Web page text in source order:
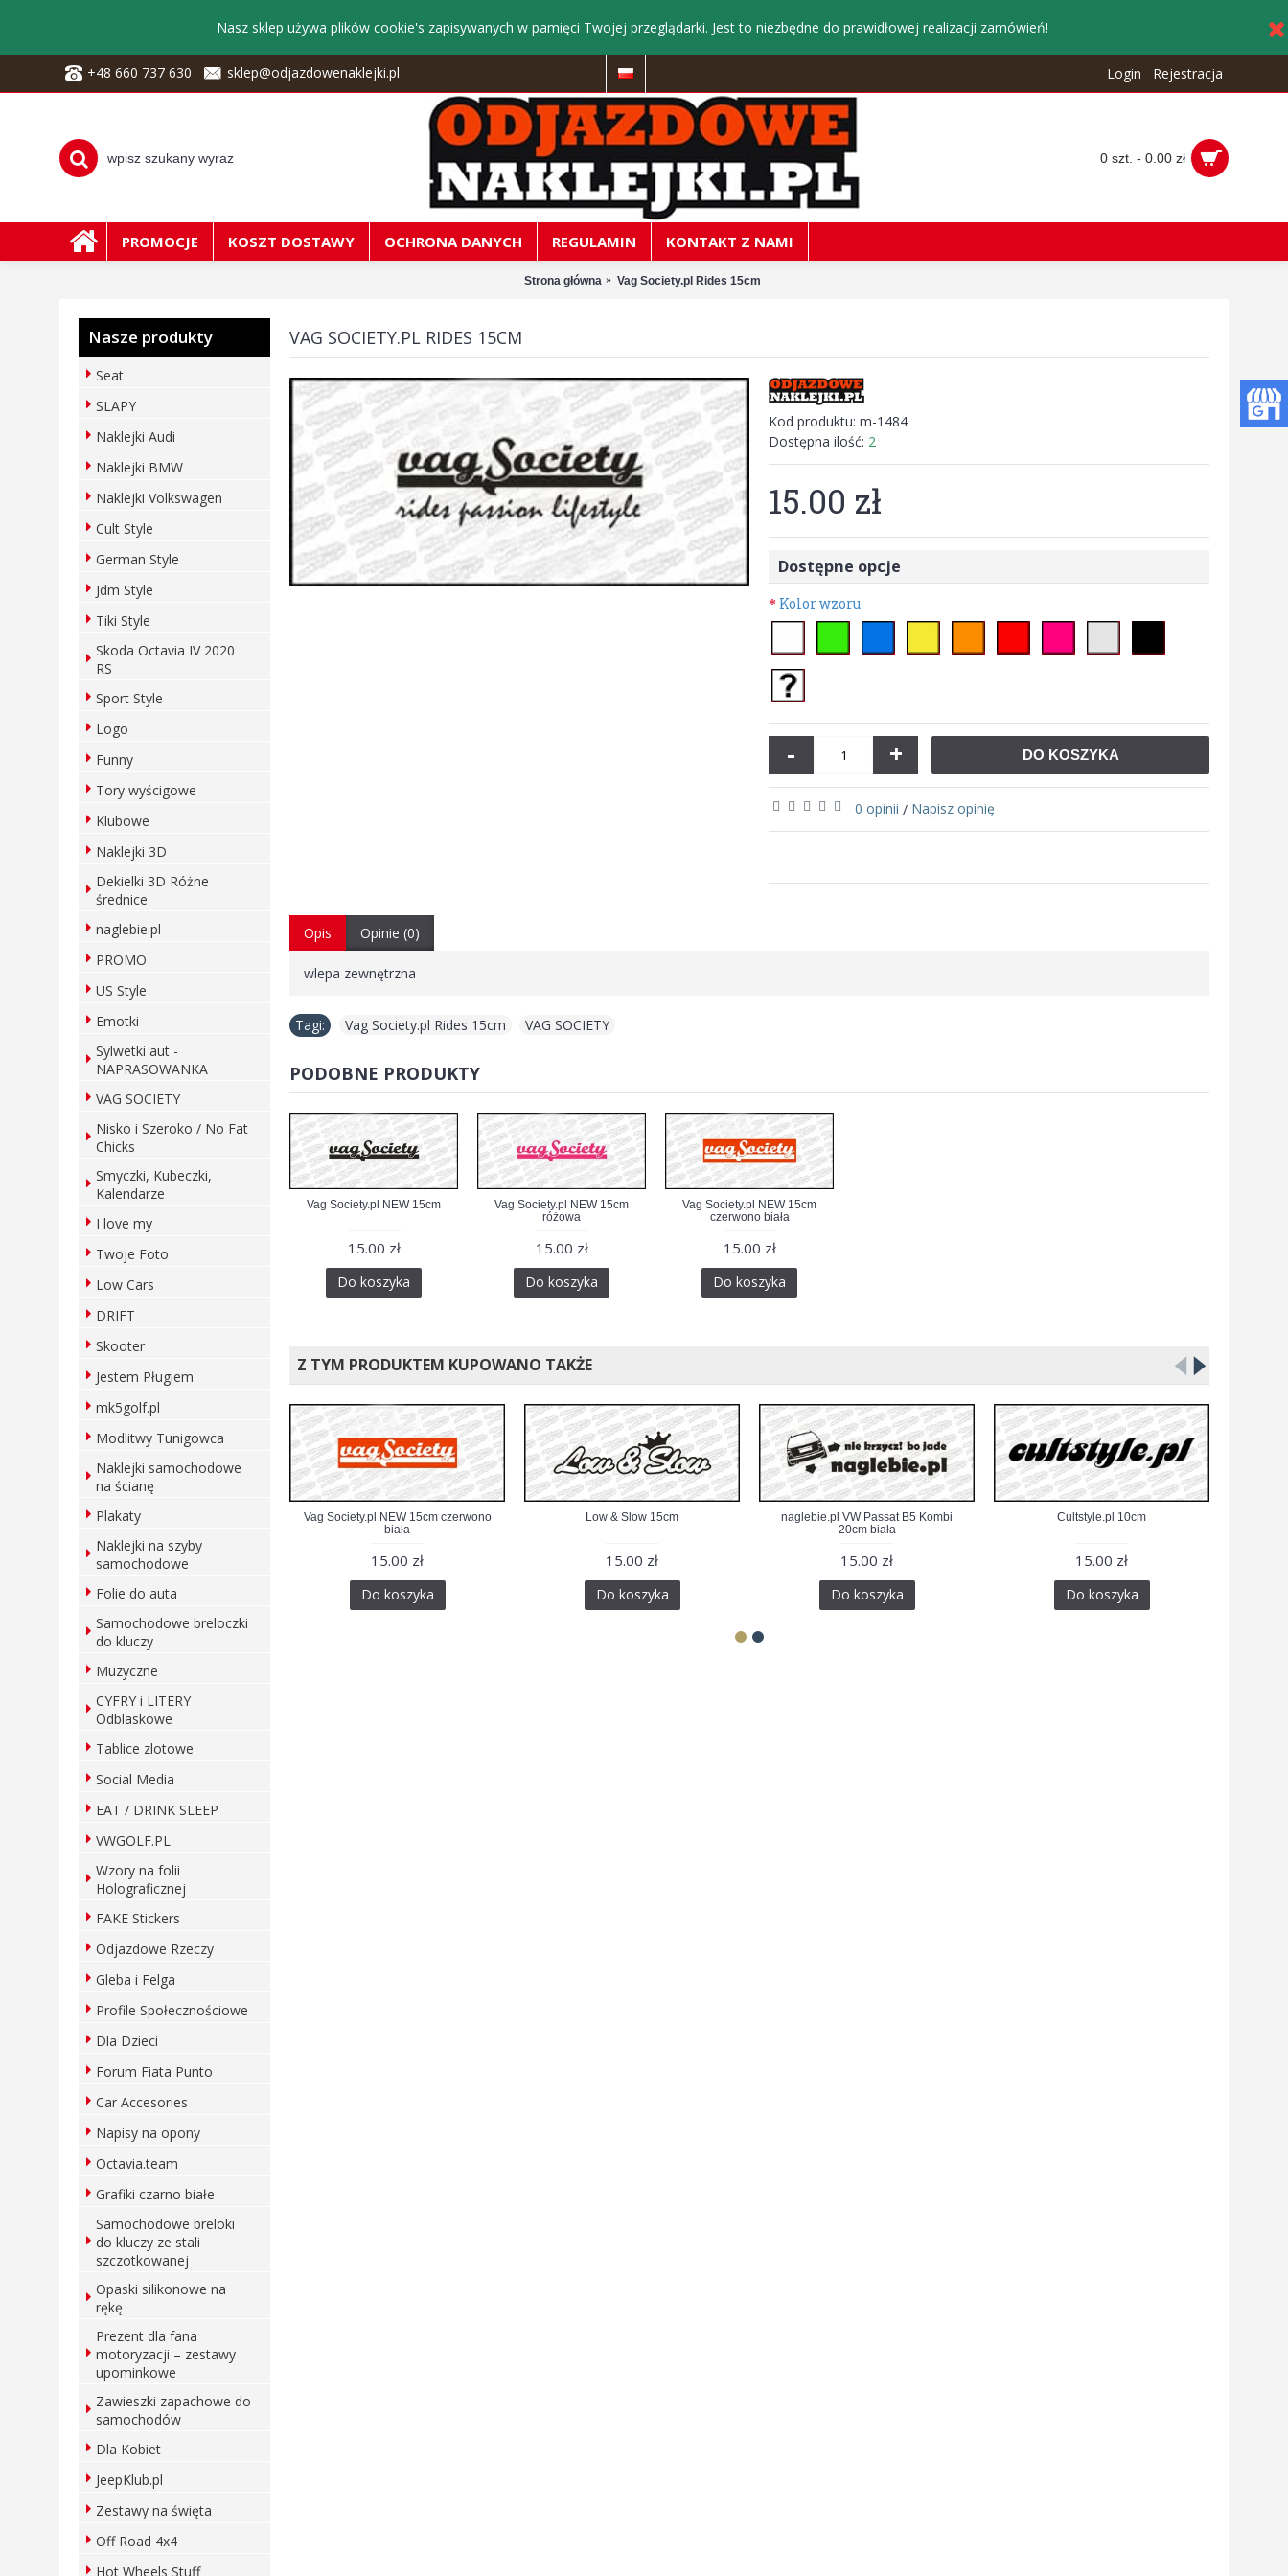
Nasz sklep używa plików cookie's zapisywanych w pamięci Twojej przeglądarki. Jest to niezbędne do prawidłowej realizacji zamówień!
+48 660 737 630 sklep@odjazdowenaklejki.pl Login Rejestracja
0 szt. - 0.00 zł
PROMOCJE KOSZT DOSTAWY OCHRONA DANYCH REGULAMIN KONTAKT Z NAMI
Strona główna Vag Society.pl Rides 15cm
Nasze produkty
Seat
SLAPY
Naklejki Audi
Naklejki BMW
Naklejki Volkswagen
Cult Style
German Style
Jdm Style
Tiki Style
Skoda Octavia IV 2020
RS
Sport Style
Logo
Funny
Tory wyścigowe
Klubowe
Naklejki 3D
Dekielki 3D Różne
średnice
naglebie.pl
PROMO
US Style
Emotki
Sylwetki aut -
NAPRASOWANKA
VAG SOCIETY
Nisko i Szeroko / No Fat
Chicks
Smyczki, Kubeczki,
Kalendarze
I love my
Twoje Foto
Low Cars
DRIFT
Skooter
Jestem Pługiem
mk5golf.pl
Modlitwy Tunigowca
Naklejki samochodowe
na ścianę
Plakaty
Naklejki na szyby
samochodowe
Folie do auta
Samochodowe breloczki
do kluczy
Muzyczne
CYFRY i LITERY
Odblaskowe
Tablice zlotowe
Social Media
EAT / DRINK SLEEP
VWGOLF.PL
Wzory na folii
Holograficznej
FAKE Stickers
Odjazdowe Rzeczy
Gleba i Felga
Profile Społecznościowe
Dla Dzieci
Forum Fiata Punto
Car Accesories
Napisy na opony
Octavia.team
Grafiki czarno białe
Samochodowe breloki
do kluczy ze stali
szczotkowanej
Opaski silikonowe na
rękę
Prezent dla fana
motoryzacji – zestawy
upominkowe
Zawieszki zapachowe do
samochodów
Dla Kobiet
JeepKlub.pl
Zestawy na święta
Off Road 4x4
Hot Wheels Stuff
VAG SOCIETY.PL RIDES 15CM
Kod produktu: m-1484
Dostępna ilość: 2
15.00 zł
Dostępne opcje
Kolor wzoru
- + DO KOSZYKA
0 opinii / Napisz opinię
Opis Opinie (0)
wlepa zewnętrzna
Tagi: Vag Society.pl Rides 15cm VAG SOCIETY
PODOBNE PRODUKTY
Vag Society.pl NEW 15cm
15.00 zł
Do koszyka
Vag Society.pl NEW 15cm
różowa
15.00 zł
Do koszyka
Vag Society.pl NEW 15cm
czerwono biała
15.00 zł
Do koszyka
Z TYM PRODUKTEM KUPOWANO TAKŻE
Vag Society.pl NEW 15cm czerwono
biała
15.00 zł
Do koszyka
Low & Slow 15cm
15.00 zł
Do koszyka
naglebie.pl VW Passat B5 Kombi
20cm biała
15.00 zł
Do koszyka
Cultstyle.pl 10cm
15.00 zł
Do koszyka